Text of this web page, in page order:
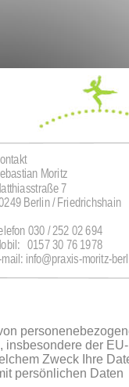
Moritz
7
Berlin / Friedrichshain
030 / 252 02 694
0157 30 76 1978
info@praxis-moritz-
insbesondere der EU-
Zweck Ihre
persönlichen Daten